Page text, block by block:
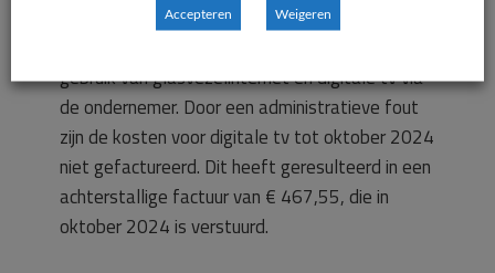
gebruik van glasvezelinternet en digitale tv via
de ondernemer. Door een administratieve fout
zijn de kosten voor digitale tv tot oktober 2024
niet gefactureerd. Dit heeft geresulteerd in een
achterstallige factuur van € 467,55, die in
oktober 2024 is verstuurd.
Accepteren Weigeren